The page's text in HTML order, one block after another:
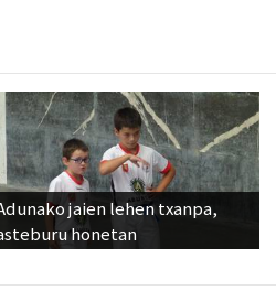
jaien lehen txanpa,
honetan